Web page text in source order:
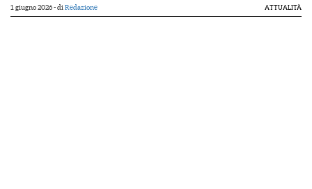
1 giugno 2026- di Redazione ATTUALITÀ